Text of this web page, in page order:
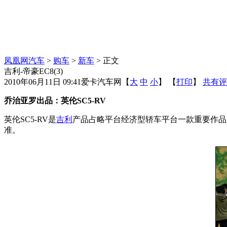
凤凰网汽车 > 购车 > 新车 > 正文
吉利-帝豪EC8(3)
2010年06月11日 09:41 爱卡汽车网 【 大 中 小】 【打印 】 共有
乔治亚罗出品：英伦SC5-RV
英伦SC5-RV是吉利 产品占略平台经济型轿车平台一款重要作
准。